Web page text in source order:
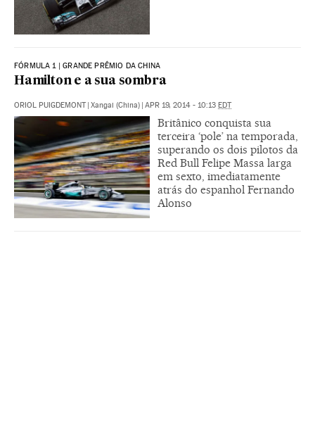
FÓRMULA 1 | GRANDE PRÊMIO DA CHINA
Hamilton e a sua sombra
ORIOL PUIGDEMONT | Xangai (China) | APR 19, 2014 - 10:13 EDT
Britânico conquista sua
terceira ‘pole’ na temporada,
superando os dois pilotos da
Red Bull Felipe Massa larga
em sexto, imediatamente
atrás do espanhol Fernando
Alonso